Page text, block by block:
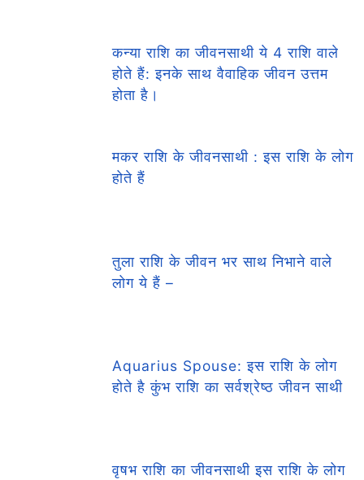
कन्या राशि का जीवनसाथी ये 4 राशि वाले
होते हैं: इनके साथ वैवाहिक जीवन उत्तम
होता है।
मकर राशि के जीवनसाथी : इस राशि के लोग
होते हैं
तुला राशि के जीवन भर साथ निभाने वाले
लोग ये हैं –
Aquarius Spouse: इस राशि के लोग
होते है कुंभ राशि का सर्वश्रेष्ठ जीवन साथी
वृषभ राशि का जीवनसाथी इस राशि के लोग